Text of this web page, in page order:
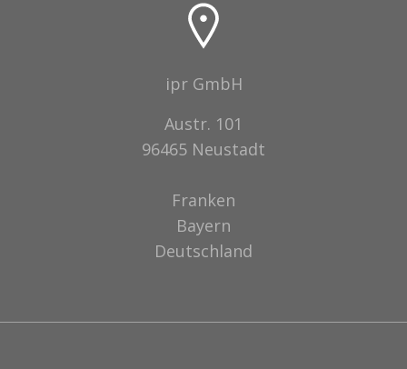
ipr GmbH
Austr. 101
96465 Neustadt
Franken
Bayern
Deutschland